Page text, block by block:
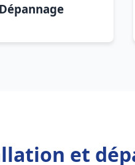
Dépannage
et